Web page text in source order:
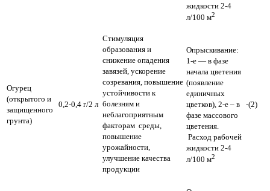
Стимуляция
образования и
снижение опадения
завязей, ускорение
созревания, повышение
устойчивости к
болезням и
неблагоприятным
факторам среды,
повышение
урожайности,
улучшение качества
продукции
жидкости 2-4
л/100 м2
Огурец
(открытого и
защищенного
грунта)
0,2-0,4 г/2 л
Опрыскивание:
1-е — в фазе
начала цветения
(появление
единичных
цветков), 2-е – в
фазе массового
цветения.
Расход рабочей
жидкости 2-4
л/100 м2
-(2)